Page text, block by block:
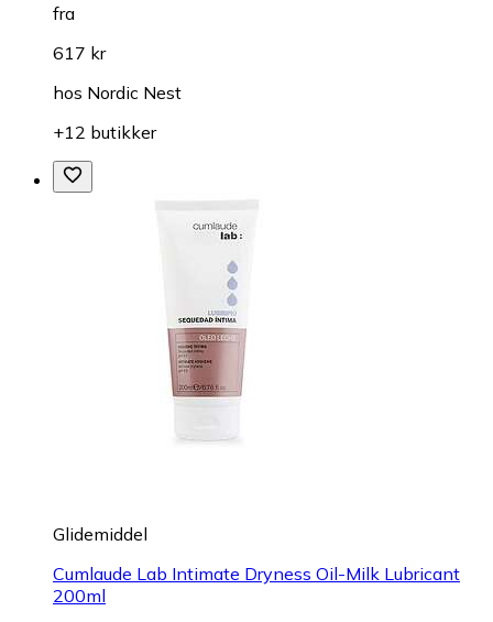
fra
617 kr
hos Nordic Nest
+12 butikker
Glidemiddel
Cumlaude Lab Intimate Dryness Oil-Milk Lubricant
200ml